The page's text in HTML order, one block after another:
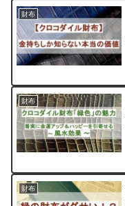
財布
財布
財布